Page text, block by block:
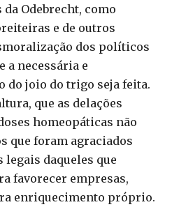
Odebrecht, como
e de outros
dos políticos
a necessária e
do joio do trigo seja feita.
que as delações
homeopáticas não
que foram agraciados
daqueles que
favorecer empresas,
enriquecimento próprio.